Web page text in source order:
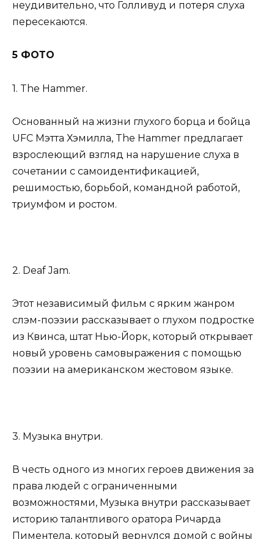
неудивительно, что Голливуд и потеря слуха
пересекаются.
5 ФОТО
1. The Hammer.
Основанный на жизни глухого борца и бойца
UFC Мэтта Хэмилла, The Hammer предлагает
взрослеющий взгляд на нарушение слуха в
сочетании с самоидентификацией,
решимостью, борьбой, командной работой,
триумфом и ростом.
2. Deaf Jam.
Этот независимый фильм с ярким жанром
слэм-поэзии рассказывает о глухом подростке
из Квинса, штат Нью-Йорк, который открывает
новый уровень самовыражения с помощью
поэзии на американском жестовом языке.
3. Музыка внутри.
В честь одного из многих героев движения за
права людей с ограниченными
возможностями, Музыка внутри рассказывает
историю талантливого оратора Ричарда
Пиментела, который вернулся домой с войны